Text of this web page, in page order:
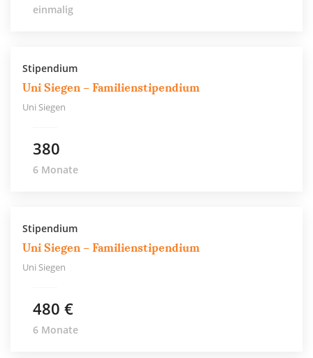
einmalig
Stipendium
Uni Siegen – Familienstipendium
Uni Siegen
380
6 Monate
Stipendium
Uni Siegen – Familienstipendium
Uni Siegen
480 €
6 Monate